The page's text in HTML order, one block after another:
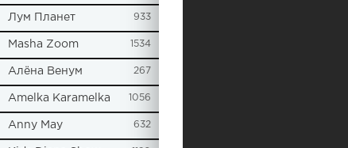
Лум Планет 933
Masha Zoom 1534
Алёна Венум 267
Amelka Karamelka 1056
Anny May 632